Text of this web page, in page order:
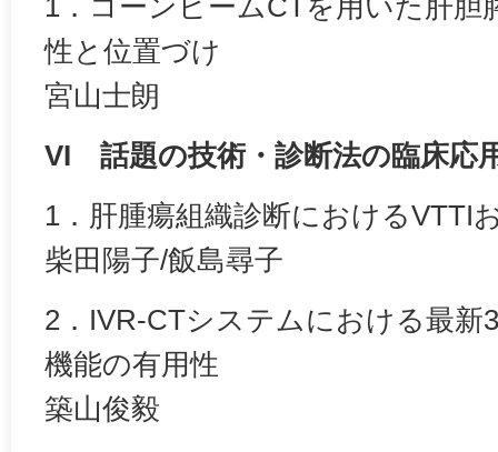
1．コーンビームCTを用いた肝胆
性と位置づけ
宮山士朗
VI 話題の技術・診断法の臨床応
1．肝腫瘍組織診断におけるVTTI
柴田陽子/飯島尋子
2．IVR-CTシステムにおける最新
機能の有用性
築山俊毅